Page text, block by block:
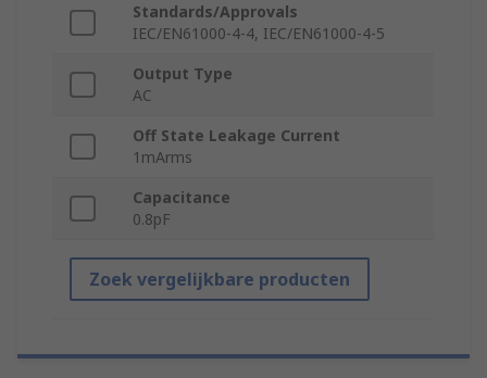
Standards/Approvals
IEC/EN61000-4-4, IEC/EN61000-4-5
Output Type
AC
Off State Leakage Current
1mArms
Capacitance
0.8pF
Zoek vergelijkbare producten